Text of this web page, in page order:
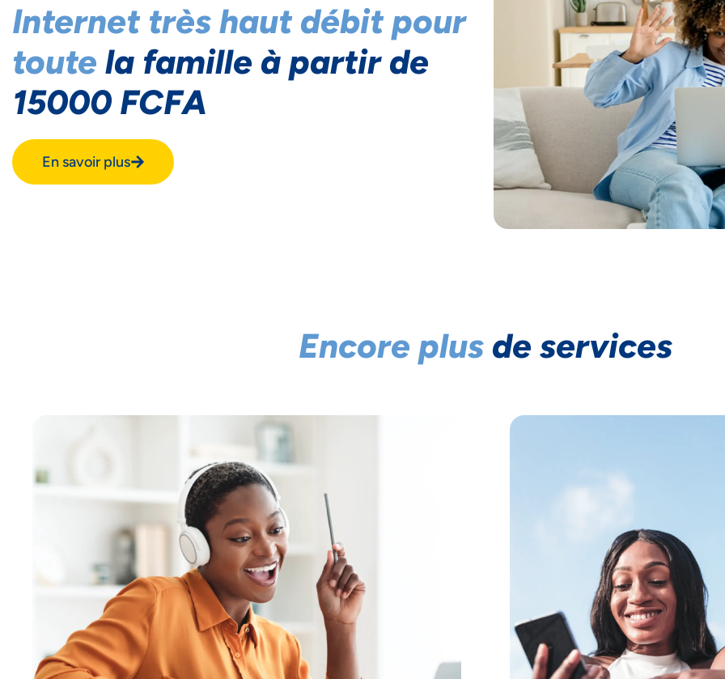
Internet très haut débit pour
toute la famille à partir de
15000 FCFA
En savoir plus
Encore plus de services